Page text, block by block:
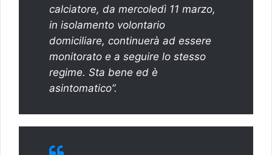
calciatore, da mercoledì 11 marzo,
in isolamento volontario
domiciliare, continuerà ad essere
monitorato e a seguire lo stesso
regime. Sta bene ed è
asintomatico”.